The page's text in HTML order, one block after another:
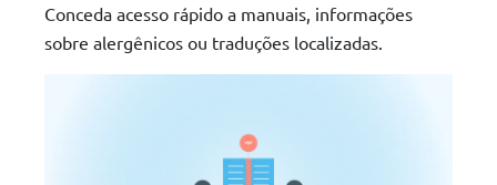
Conceda acesso rápido a manuais, informações
sobre alergênicos ou traduções localizadas.